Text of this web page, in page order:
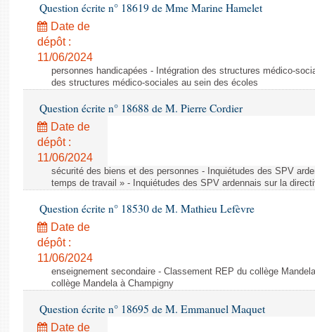
Question écrite n° 18619 de Mme Marine Hamelet
Date de
dépôt :
11/06/2024
personnes handicapées - Intégration des structures médico-
des structures médico-sociales au sein des écoles
Question écrite n° 18688 de M. Pierre Cordier
Date de
dépôt :
11/06/2024
sécurité des biens et des personnes - Inquiétudes des SPV
temps de travail » - Inquiétudes des SPV ardennais sur la
Question écrite n° 18530 de M. Mathieu Lefèvre
Date de
dépôt :
11/06/2024
enseignement secondaire - Classement REP du collège
collège Mandela à Champigny
Question écrite n° 18695 de M. Emmanuel Maquet
Date de